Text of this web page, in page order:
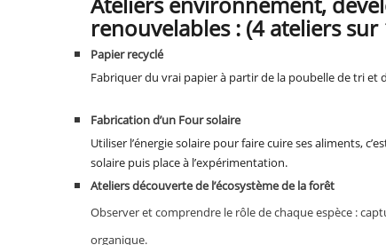
renouvelables : (4 ateliers
Papier recyclé
Fabriquer du vrai papier à partir de la poubelle de tri
Fabrication d’un Four solaire
Utiliser l’énergie solaire pour faire cuire ses aliments,
solaire puis place à l’expérimentation.
Ateliers découverte de l’écosystème de la forêt
Observer et comprendre le rôle de chaque espèce :
organique.